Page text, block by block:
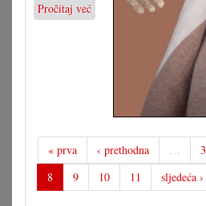
Pročitaj već
Elegancija
« prva ‹ prethodna … 3
8
9 10 11 sljedeća ›